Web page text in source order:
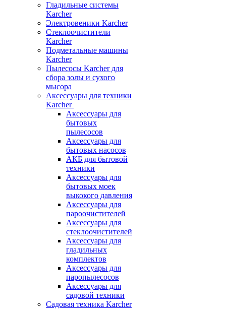
Гладильные системы
Karcher
Электровеники Karcher
Стеклоочистители
Karcher
Подметальные машины
Karcher
Пылесосы Karcher для
сбора золы и сухого
мысора
Аксессуары для техники
Karcher
Аксессуары для
бытовых
пылесосов
Аксессуары для
бытовых насосов
АКБ для бытовой
техники
Аксессуары для
бытовых моек
выкокого давления
Аксессуары для
пароочистителей
Аксессуары для
стеклоочистителей
Аксессуары для
гладильных
комплектов
Аксессуары для
паропылесосов
Аксессуары для
садовой техники
Садовая техника Karcher